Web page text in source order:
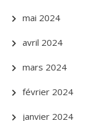
mai 2024
avril 2024
mars 2024
février 2024
janvier 2024